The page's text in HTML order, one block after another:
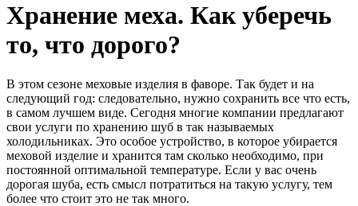
Хранение меха. Как уберечь
то, что дорого?
В этом сезоне меховые изделия в фаворе. Так будет и на
следующий год: следовательно, нужно сохранить все что есть,
в самом лучшем виде. Сегодня многие компании предлагают
свои услуги по хранению шуб в так называемых
холодильниках. Это особое устройство, в которое убирается
меховой изделие и хранится там сколько необходимо, при
постоянной оптимальной температуре. Если у вас очень
дорогая шуба, есть смысл потратиться на такую услугу, тем
более что стоит это не так много.